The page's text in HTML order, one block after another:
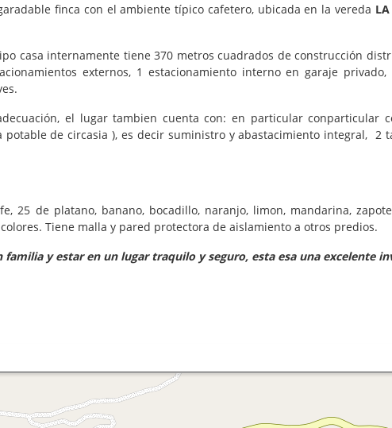
finca con el ambiente típico cafetero, ubicada en la vereda
casa internamente tiene 370 metros cuadrados de construcción
externos, 1 estacionamiento interno en garaje
el lugar tambien cuenta con: en particular conparticular
de circasia ), es decir suministro y abastacimiento integral, 2
25 de platano, banano, bocadillo, naranjo, limon, mandarina,
Tiene malla y pared protectora de aislamiento a otros predios.
y estar en un lugar traquilo y seguro, esta esa una excelente